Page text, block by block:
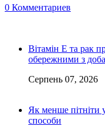
0 Комментариев
Вітамін Е та рак
обережними з
Серпень 07, 2026
Як менше пітніти
способи